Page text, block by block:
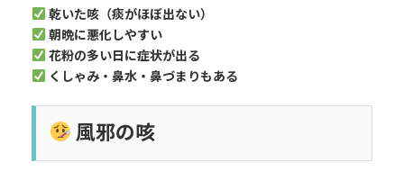
乾いた咳（痰がほぼ出ない）
朝晩に悪化しやすい
花粉の多い日に症状が出る
くしゃみ・鼻水・鼻づまりもある
風邪の咳